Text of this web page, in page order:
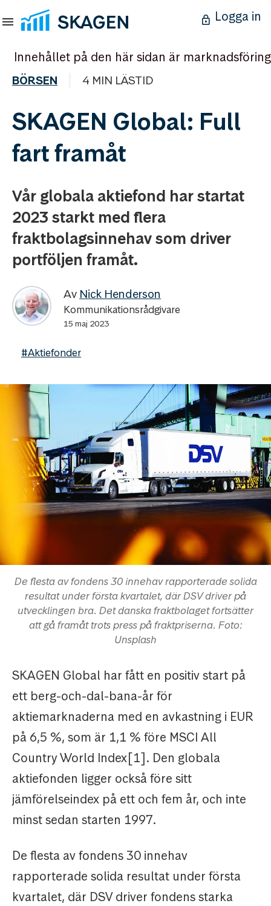
Logga in
Innehållet på den här sidan är marknadsföring
BÖRSEN 4 MIN LÄSTID
SKAGEN Global: Full
fart framåt
Vår globala aktiefond har startat
2023 starkt med flera
fraktbolagsinnehav som driver
portföljen framåt.
Av Nick Henderson
Kommunikationsrådgivare
15 maj 2023
#Aktiefonder
De flesta av fondens 30 innehav rapporterade solida
resultat under första kvartalet, där DSV driver på
utvecklingen bra. Det danska fraktbolaget fortsätter
att gå framåt trots press på fraktpriserna. Foto:
Unsplash
SKAGEN Global har fått en positiv start på
ett berg-och-dal-bana-år för
aktiemarknaderna med en avkastning i EUR
på 6,5 %, som är 1,1 % före MSCI All
Country World Index[1]. Den globala
aktiefonden ligger också före sitt
jämförelseindex på ett och fem år, och inte
minst sedan starten 1997.
De flesta av fondens 30 innehav
rapporterade solida resultat under första
kvartalet, där DSV driver fondens starka